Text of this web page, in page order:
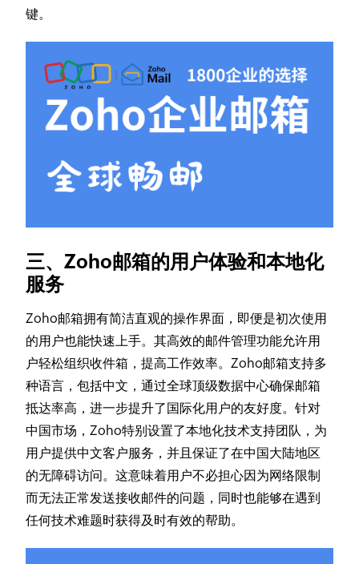
键。
三、Zoho邮箱的用户体验和本地化
服务
Zoho邮箱拥有简洁直观的操作界面，即便是初次使用
的用户也能快速上手。其高效的邮件管理功能允许用
户轻松组织收件箱，提高工作效率。Zoho邮箱支持多
种语言，包括中文，通过全球顶级数据中心确保邮箱
抵达率高，进一步提升了国际化用户的友好度。针对
中国市场，Zoho特别设置了本地化技术支持团队，为
用户提供中文客户服务，并且保证了在中国大陆地区
的无障碍访问。这意味着用户不必担心因为网络限制
而无法正常发送接收邮件的问题，同时也能够在遇到
任何技术难题时获得及时有效的帮助。